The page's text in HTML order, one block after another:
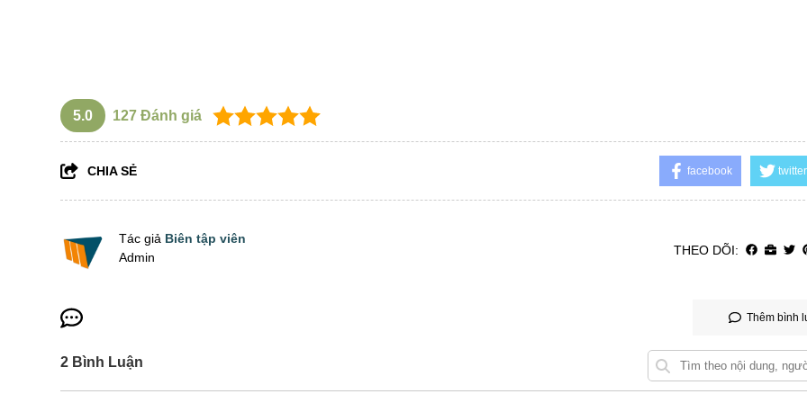
5.0 127 Đánh giá
CHIA SẺ facebook twitter
Tác giả Biên tập viên
Admin
THEO DÕI:
Thêm bình
2 Bình Luận